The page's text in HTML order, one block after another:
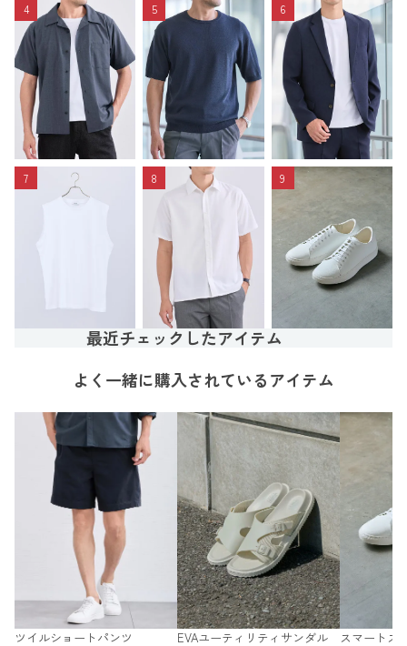
4 5 6
7 8 9
最近チェックしたアイテム
よく一緒に購入されているアイテム
ツイルショートパンツ
EVAユーティリティサンダル
スマートス